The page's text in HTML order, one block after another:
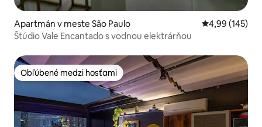
Apartmán v meste São Paulo Priemerné
4,99 (145)
Štúdio Vale Encantado s vodnou elektrárňou
Obľúbené medzi hosťami
Obľúbené medzi hosťami